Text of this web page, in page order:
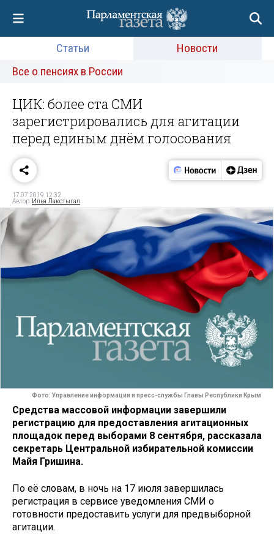
Статьи
Новости
Все о пенсиях в России
ЦИК: более ста СМИ
зарегистрировались для агитации
перед единым днём голосования
17.07.2019 12:32
Автор: Илья Лакстыгал
Фото: Управление информации и пресс-службы Главы Республики Крым
Средства массовой информации завершили
регистрацию для предоставления агитационных
площадок перед выборами 8 сентября, рассказала
секретарь Центральной избирательной комиссии
Майя Гришина.
По её словам, в ночь на 17 июля завершилась
регистрация в сервисе уведомления СМИ о
готовности предоставить услуги для предвыборной
агитации.